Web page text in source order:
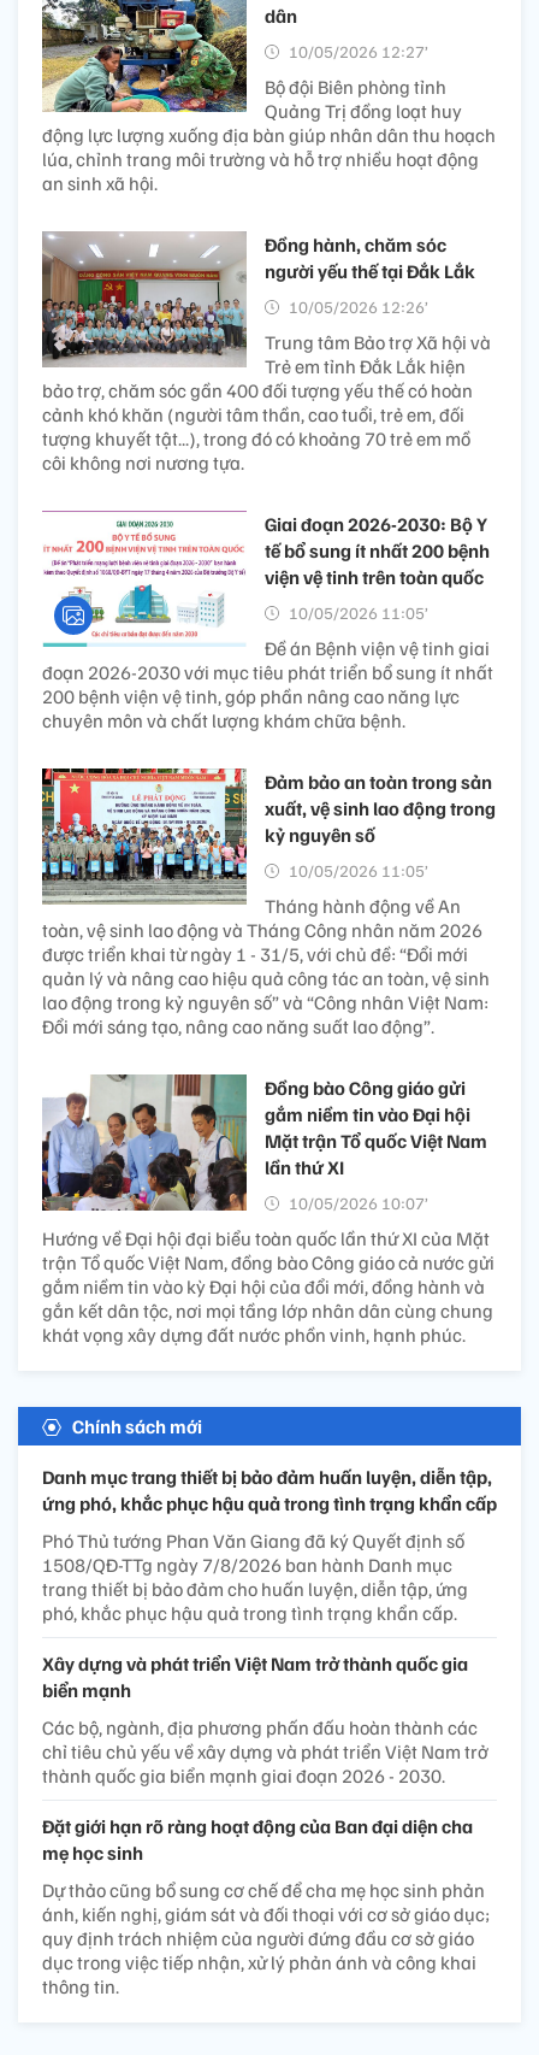
dân
10/05/2026 12:27’
Bộ đội Biên phòng tỉnh
Quảng Trị đồng loạt huy
động lực lượng xuống địa bàn giúp nhân dân thu hoạch
lúa, chỉnh trang môi trường và hỗ trợ nhiều hoạt động
an sinh xã hội.
Đồng hành, chăm sóc
người yếu thế tại Đắk Lắk
10/05/2026 12:26’
Trung tâm Bảo trợ Xã hội và
Trẻ em tỉnh Đắk Lắk hiện
bảo trợ, chăm sóc gần 400 đối tượng yếu thế có hoàn
cảnh khó khăn (người tâm thần, cao tuổi, trẻ em, đối
tượng khuyết tật...), trong đó có khoảng 70 trẻ em mồ
côi không nơi nương tựa.
Giai đoạn 2026-2030: Bộ Y
tế bổ sung ít nhất 200 bệnh
viện vệ tinh trên toàn quốc
10/05/2026 11:05’
Đề án Bệnh viện vệ tinh giai
đoạn 2026-2030 với mục tiêu phát triển bổ sung ít nhất
200 bệnh viện vệ tinh, góp phần nâng cao năng lực
chuyên môn và chất lượng khám chữa bệnh.
Đảm bảo an toàn trong sản
xuất, vệ sinh lao động trong
kỷ nguyên số
10/05/2026 11:05’
Tháng hành động về An
toàn, vệ sinh lao động và Tháng Công nhân năm 2026
được triển khai từ ngày 1 - 31/5, với chủ đề: “Đổi mới
quản lý và nâng cao hiệu quả công tác an toàn, vệ sinh
lao động trong kỷ nguyên số” và “Công nhân Việt Nam:
Đổi mới sáng tạo, nâng cao năng suất lao động”.
Đồng bào Công giáo gửi
gắm niềm tin vào Đại hội
Mặt trận Tổ quốc Việt Nam
lần thứ XI
10/05/2026 10:07’
Hướng về Đại hội đại biểu toàn quốc lần thứ XI của Mặt
trận Tổ quốc Việt Nam, đồng bào Công giáo cả nước gửi
gắm niềm tin vào kỳ Đại hội của đổi mới, đồng hành và
gắn kết dân tộc, nơi mọi tầng lớp nhân dân cùng chung
khát vọng xây dựng đất nước phồn vinh, hạnh phúc.
Chính sách mới
Danh mục trang thiết bị bảo đảm huấn luyện, diễn tập,
ứng phó, khắc phục hậu quả trong tình trạng khẩn cấp
Phó Thủ tướng Phan Văn Giang đã ký Quyết định số
1508/QĐ-TTg ngày 7/8/2026 ban hành Danh mục
trang thiết bị bảo đảm cho huấn luyện, diễn tập, ứng
phó, khắc phục hậu quả trong tình trạng khẩn cấp.
Xây dựng và phát triển Việt Nam trở thành quốc gia
biển mạnh
Các bộ, ngành, địa phương phấn đấu hoàn thành các
chỉ tiêu chủ yếu về xây dựng và phát triển Việt Nam trở
thành quốc gia biển mạnh giai đoạn 2026 - 2030.
Đặt giới hạn rõ ràng hoạt động của Ban đại diện cha
mẹ học sinh
Dự thảo cũng bổ sung cơ chế để cha mẹ học sinh phản
ánh, kiến nghị, giám sát và đối thoại với cơ sở giáo dục;
quy định trách nhiệm của người đứng đầu cơ sở giáo
dục trong việc tiếp nhận, xử lý phản ánh và công khai
thông tin.